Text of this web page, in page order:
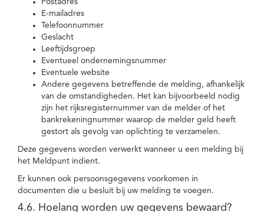
Postadres
E-mailadres
Telefoonnummer
Geslacht
Leeftijdsgroep
Eventueel ondernemingsnummer
Eventuele website
Andere gegevens betreffende de melding, afhankelijk
van de omstandigheden. Het kan bijvoorbeeld nodig
zijn het rijksregisternummer van de melder of het
bankrekeningnummer waarop de melder geld heeft
gestort als gevolg van oplichting te verzamelen.
Deze gegevens worden verwerkt wanneer u een melding bij
het Meldpunt indient.
Er kunnen ook persoonsgegevens voorkomen in
documenten die u besluit bij uw melding te voegen.
4.6. Hoelang worden uw gegevens bewaard?